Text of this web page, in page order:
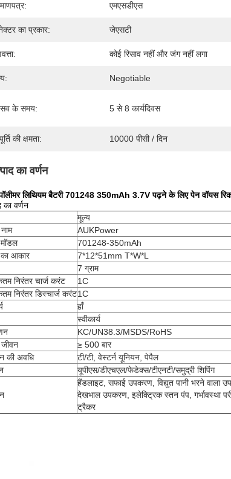
एमएसडीएस
का प्रकार: जेएसटी
कोई रिसाव नहीं और जंग नहीं लगा
Negotiable
के समय: 5 से 8 कार्यदिवस
की क्षमता: 10000 पीसी / दिन
का वर्णन
लिथियम बैटरी 701248 350mAh 3.7V पढ़ने के लिए पेन वॉयस
का वर्णन
मूल्य
AUKPower
701248-350mAh
का आकार
7*12*51mm T*W*L
7 ग्राम
निरंतर चार्ज करंट
1C
निरंतर डिस्चार्ज करंट1C
हाँ
स्वीकार्य
KC/UN38.3/MSDS/RoHS
≥ 500 बार
की अवधि
टी/टी, वेस्टर्न यूनियन, पेपैल
यूपीएस/डीएचएल/फेडेक्स/टीएनटी/समुद्री शिपिंग
हैंडलाइट, सफाई उपकरण, विद्युत पानी भरने वाला
देखभाल उपकरण, इलेक्ट्रिक स्तन पंप, गर्भावस्था
ट्रैकर